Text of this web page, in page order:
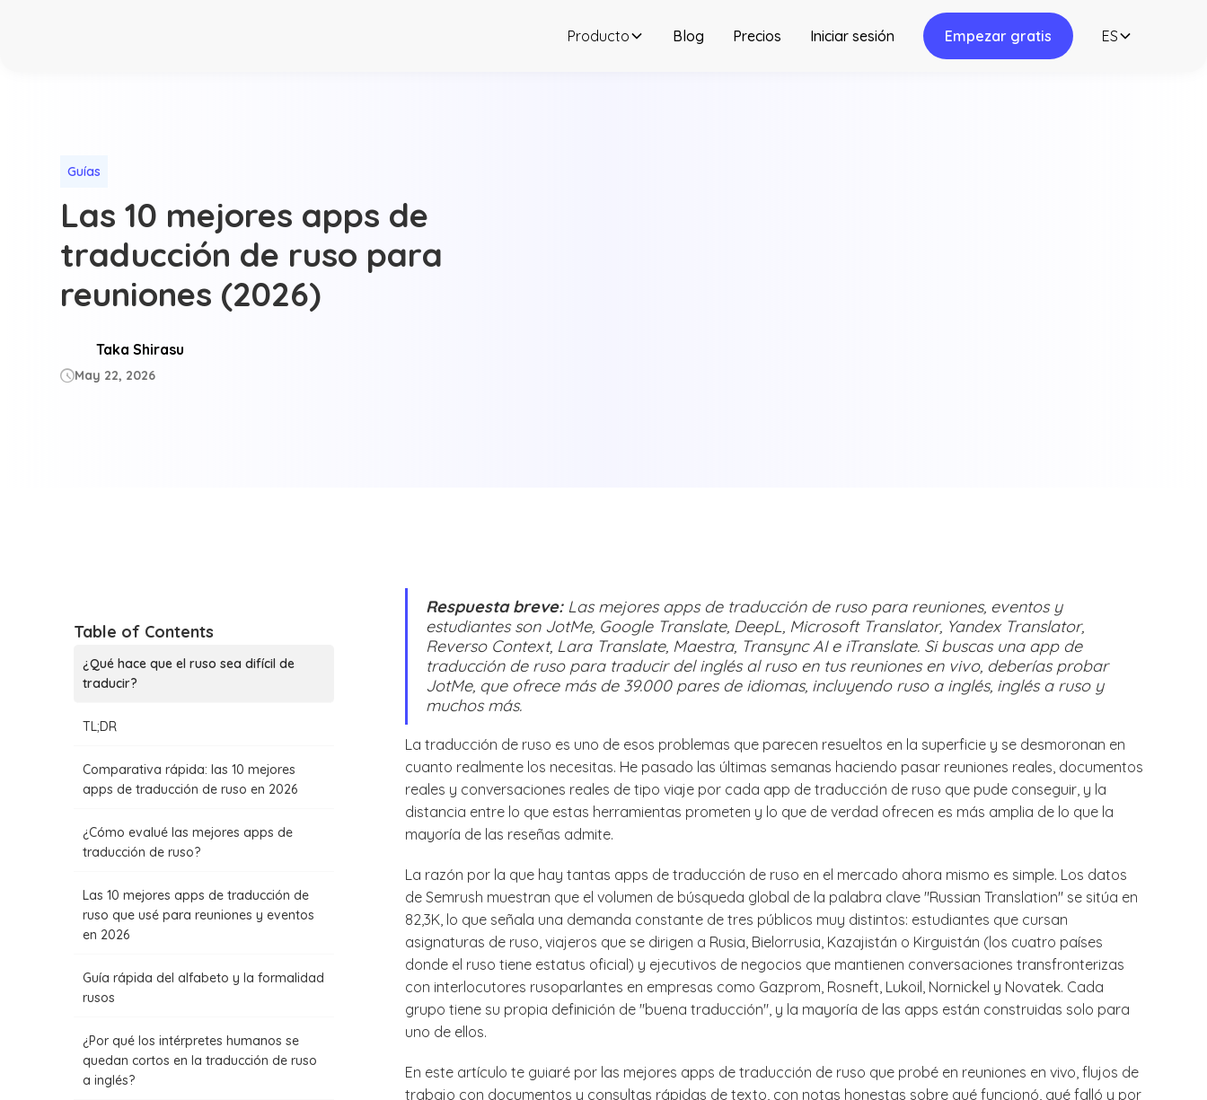
Producto Blog Precios Iniciar sesión Empezar gratis ES
Guías
Las 10 mejores apps de
traducción de ruso para
reuniones (2026)
Taka Shirasu
May 22, 2026
Table of Contents
¿Qué hace que el ruso sea difícil de
traducir?
TL;DR
Comparativa rápida: las 10 mejores
apps de traducción de ruso en 2026
‍¿Cómo evalué las mejores apps de
traducción de ruso?
Las 10 mejores apps de traducción de
ruso que usé para reuniones y eventos
en 2026
Guía rápida del alfabeto y la formalidad
rusos
¿Por qué los intérpretes humanos se
quedan cortos en la traducción de ruso
a inglés?
Respuesta breve: Las mejores apps de traducción de ruso para reuniones, eventos y
estudiantes son JotMe, Google Translate, DeepL, Microsoft Translator, Yandex Translator,
Reverso Context, Lara Translate, Maestra, Transync AI e iTranslate. Si buscas una app de
traducción de ruso para traducir del inglés al ruso en tus reuniones en vivo, deberías probar
JotMe, que ofrece más de 39.000 pares de idiomas, incluyendo ruso a inglés, inglés a ruso y
muchos más.
La traducción de ruso es uno de esos problemas que parecen resueltos en la superficie y se desmoronan en
cuanto realmente los necesitas. He pasado las últimas semanas haciendo pasar reuniones reales, documentos
reales y conversaciones reales de tipo viaje por cada app de traducción de ruso que pude conseguir, y la
distancia entre lo que estas herramientas prometen y lo que de verdad ofrecen es más amplia de lo que la
mayoría de las reseñas admite.
La razón por la que hay tantas apps de traducción de ruso en el mercado ahora mismo es simple. Los datos
de Semrush muestran que el volumen de búsqueda global de la palabra clave "Russian Translation" se sitúa en
82,3K, lo que señala una demanda constante de tres públicos muy distintos: estudiantes que cursan
asignaturas de ruso, viajeros que se dirigen a Rusia, Bielorrusia, Kazajistán o Kirguistán (los cuatro países
donde el ruso tiene estatus oficial) y ejecutivos de negocios que mantienen conversaciones transfronterizas
con interlocutores rusoparlantes en empresas como Gazprom, Rosneft, Lukoil, Nornickel y Novatek. Cada
grupo tiene su propia definición de "buena traducción", y la mayoría de las apps están construidas solo para
uno de ellos.
En este artículo te guiaré por las mejores apps de traducción de ruso que probé en reuniones en vivo, flujos de
trabajo con documentos y consultas rápidas de texto, con notas honestas sobre qué funcionó, qué falló y por